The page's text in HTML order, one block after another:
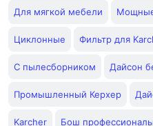
Для мягкой мебели
Циклонные Фильтр для
С пылесборником Дайсон
Промышленный Керхер
Karcher Бош